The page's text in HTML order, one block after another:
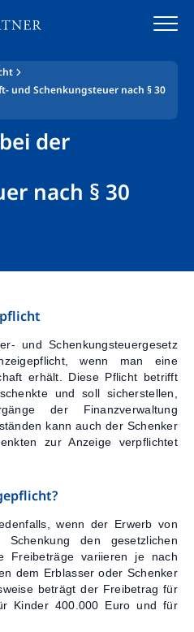
und Schenkungsteuer nach § 30
der
nach § 30
und Schenkungsteuergesetz
wenn man eine
erhält. Diese Pflicht betrifft
und soll sicherstellen,
der Finanzverwaltung
kann auch der Schenker
zur Anzeige verpflichtet
wenn der Erwerb von
den gesetzlichen
Freibeträge variieren je nach
dem Erblasser oder Schenker
beträgt der Freibetrag für
Kinder 400.000 Euro und für